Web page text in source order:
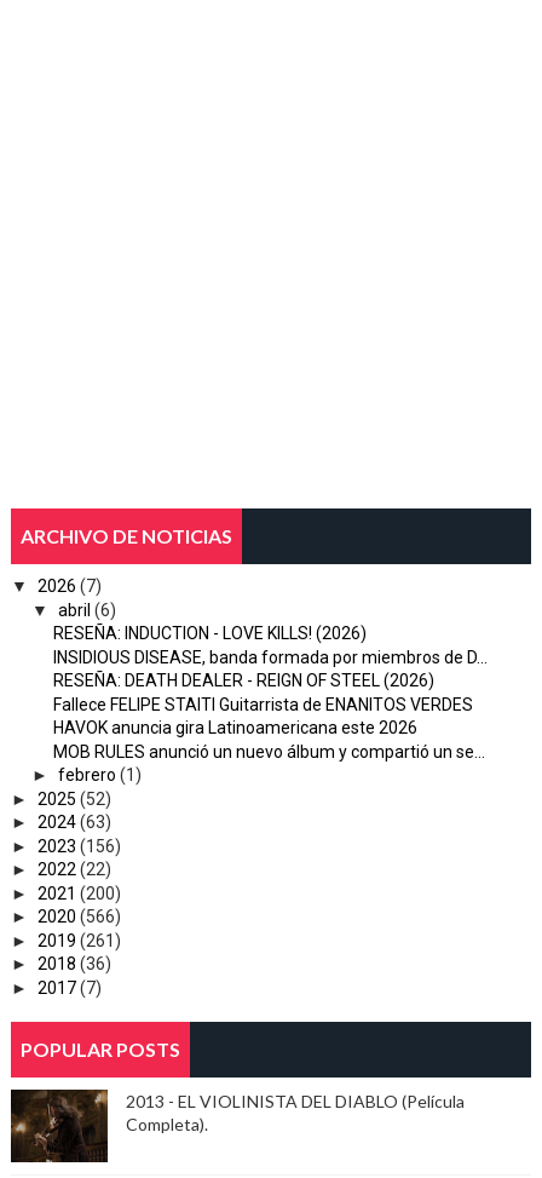
ARCHIVO DE NOTICIAS
▼ 2026 (7)
▼
abril (6)
RESEÑA: INDUCTION - LOVE KILLS! (2026)
INSIDIOUS DISEASE, banda formada por miembros de D...
RESEÑA: DEATH DEALER - REIGN OF STEEL (2026)
Fallece FELIPE STAITI Guitarrista de ENANITOS VERDES
HAVOK anuncia gira Latinoamericana este 2026
MOB RULES anunció un nuevo álbum y compartió un se...
► febrero (1)
► 2025 (52)
► 2024(63)
► 2023 (156)
► 2022 (22)
► 2021 (200)
► 2020 (566)
► 2019 (261)
► 2018 (36)
► 2017(7)
POPULAR POSTS
2013 - EL VIOLINISTA DEL DIABLO (Película
Completa).